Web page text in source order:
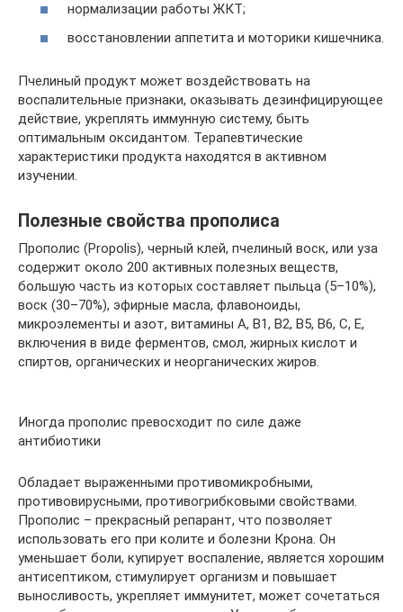
нормализации работы ЖКТ;
восстановлении аппетита и моторики кишечника.
Пчелиный продукт может воздействовать на
воспалительные признаки, оказывать дезинфицирующее
действие, укреплять иммунную систему, быть
оптимальным оксидантом. Терапевтические
характеристики продукта находятся в активном
изучении.
Полезные свойства прополиса
Прополис (Propolis), черный клей, пчелиный воск, или уза
содержит около 200 активных полезных веществ,
большую часть из которых составляет пыльца (5–10%),
воск (30–70%), эфирные масла, флавоноиды,
микроэлементы и азот, витамины А, В1, В2, В5, В6, С, Е,
включения в виде ферментов, смол, жирных кислот и
спиртов, органических и неорганических жиров.
Иногда прополис превосходит по силе даже
антибиотики
Обладает выраженными противомикробными,
противовирусными, противогрибковыми свойствами.
Прополис – прекрасный репарант, что позволяет
использовать его при колите и болезни Крона. Он
уменьшает боли, купирует воспаление, является хорошим
антисептиком, стимулирует организм и повышает
выносливость, укрепляет иммунитет, может сочетаться